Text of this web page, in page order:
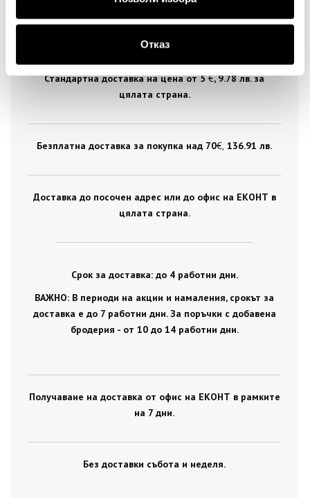
Отказ
ДОСТАВКА
Стандартна доставка на цена от 5€, 9.78 лв. за
цялата страна.
Безплатна доставка за покупка над 70€ , 136.91 лв.
Доставка до посочен адрес или до офис на ЕКОНТ в
цялата страна.
Срок за доставка: до 4 работни дни.
ВАЖНО: В периоди на акции и намаления, срокът за
доставка е до 7 работни дни. За поръчки с добавена
бродерия - от 10 до 14 работни дни.
Получаване на доставка от офис на ЕКОНТ в рамките
на 7 дни.
Без доставки събота и неделя.